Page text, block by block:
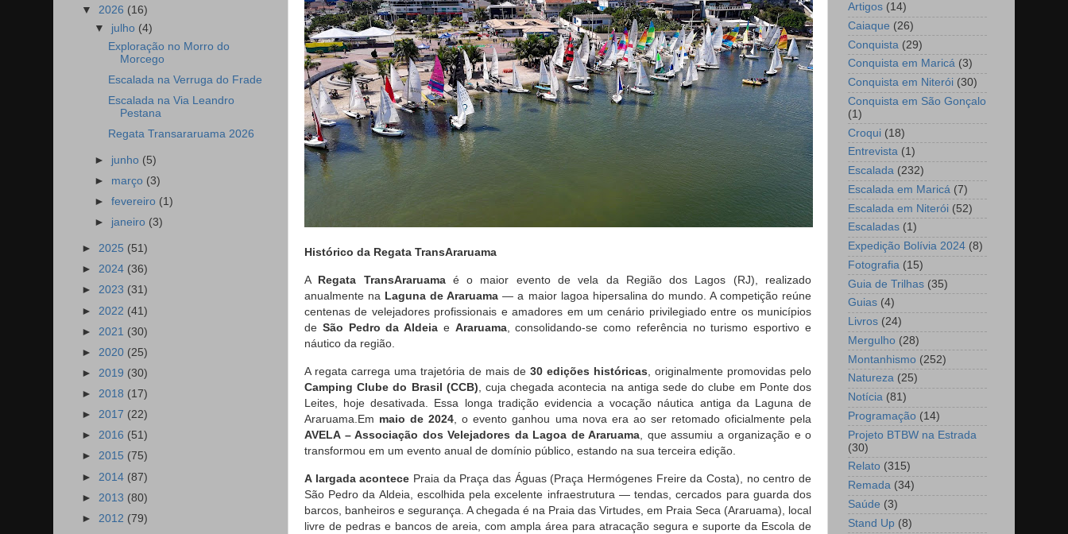
Histórico da Regata TransAraruama
A Regata TransAraruamaé o maior evento de vela da Região dos Lagos (RJ), realizado
anualmente na Laguna de Araruama — a maior lagoa hipersalina do mundo. A competição reúne
centenas de velejadores profissionais e amadores em um cenário privilegiado entre os municípios
de São Pedro da Aldeia e Araruama, consolidando-se como referência no turismo esportivo e
náutico da região.
A regata carrega uma trajetória de mais de 30 edições históricas , originalmente promovidas pelo
Camping Clube do Brasil (CCB) , cuja chegada acontecia na antiga sede do clube em Ponte dos
Leites, hoje desativada. Essa longa tradição evidencia a vocação náutica antiga da Laguna de
Araruama.Em maio de 2024 , o evento ganhou uma nova era ao ser retomado oficialmente pela
AVELA – Associação dos Velejadores da Lagoa de Araruama , que assumiu a organização e o
transformou em um evento anual de domínio público, estando na sua terceira edição.
A largada acontece Praia da Praça das Águas (Praça Hermógenes Freire da Costa), no centro de
São Pedro da Aldeia, escolhida pela excelente infraestrutura — tendas, cercados para guarda dos
barcos, banheiros e segurança. A chegada é na Praia das Virtudes, em Praia Seca (Araruama), local
livre de pedras e bancos de areia, com ampla área para atracação segura e suporte da Escola de
▼ 2026 (16)
▼ julho (4)
Exploração no Morro do
Morcego
Escalada na Verruga do Frade
Escalada na Via Leandro
Pestana
Regata Transararuama 2026
► junho (5)
► março (3)
►fevereiro (1)
► janeiro (3)
► 2025 (51)
► 2024 (36)
► 2023 (31)
► 2022 (41)
► 2021 (30)
► 2020 (25)
► 2019 (30)
► 2018 (17)
► 2017 (22)
► 2016 (51)
► 2015 (75)
► 2014 (87)
► 2013 (80)
► 2012 (79)
Artigos (14)
Caiaque (26)
Conquista (29)
Conquista em Maricá (3)
Conquista em Niterói (30)
Conquista em São Gonçalo
(1)
Croqui (18)
Entrevista (1)
Escalada (232)
Escalada em Maricá (7)
Escalada em Niterói (52)
Escaladas (1)
Expedição Bolívia 2024 (8)
Fotografia (15)
Guia de Trilhas (35)
Guias (4)
Livros (24)
Mergulho (28)
Montanhismo (252)
Natureza (25)
Notícia (81)
Programação (14)
Projeto BTBW na Estrada
(30)
Relato (315)
Remada (34)
Saúde (3)
Stand Up (8)